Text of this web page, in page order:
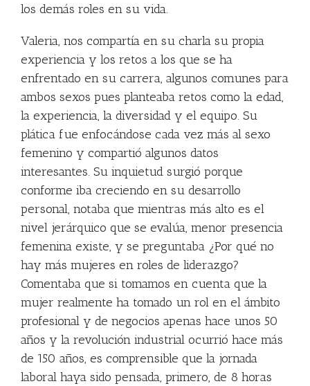
los demás roles en su vida.
Valeria, nos compartía en su charla su propia
experiencia y los retos a los que se ha
enfrentado en su carrera, algunos comunes para
ambos sexos pues planteaba retos como la edad,
la experiencia, la diversidad y el equipo. Su
plática fue enfocándose cada vez más al sexo
femenino y compartió algunos datos
interesantes. Su inquietud surgió porque
conforme iba creciendo en su desarrollo
personal, notaba que mientras más alto es el
nivel jerárquico que se evalúa, menor presencia
femenina existe, y se preguntaba ¿Por qué no
hay más mujeres en roles de liderazgo?
Comentaba que si tomamos en cuenta que la
mujer realmente ha tomado un rol en el ámbito
profesional y de negocios apenas hace unos 50
años y la revolución industrial ocurrió hace más
de 150 años, es comprensible que la jornada
laboral haya sido pensada, primero, de 8 horas